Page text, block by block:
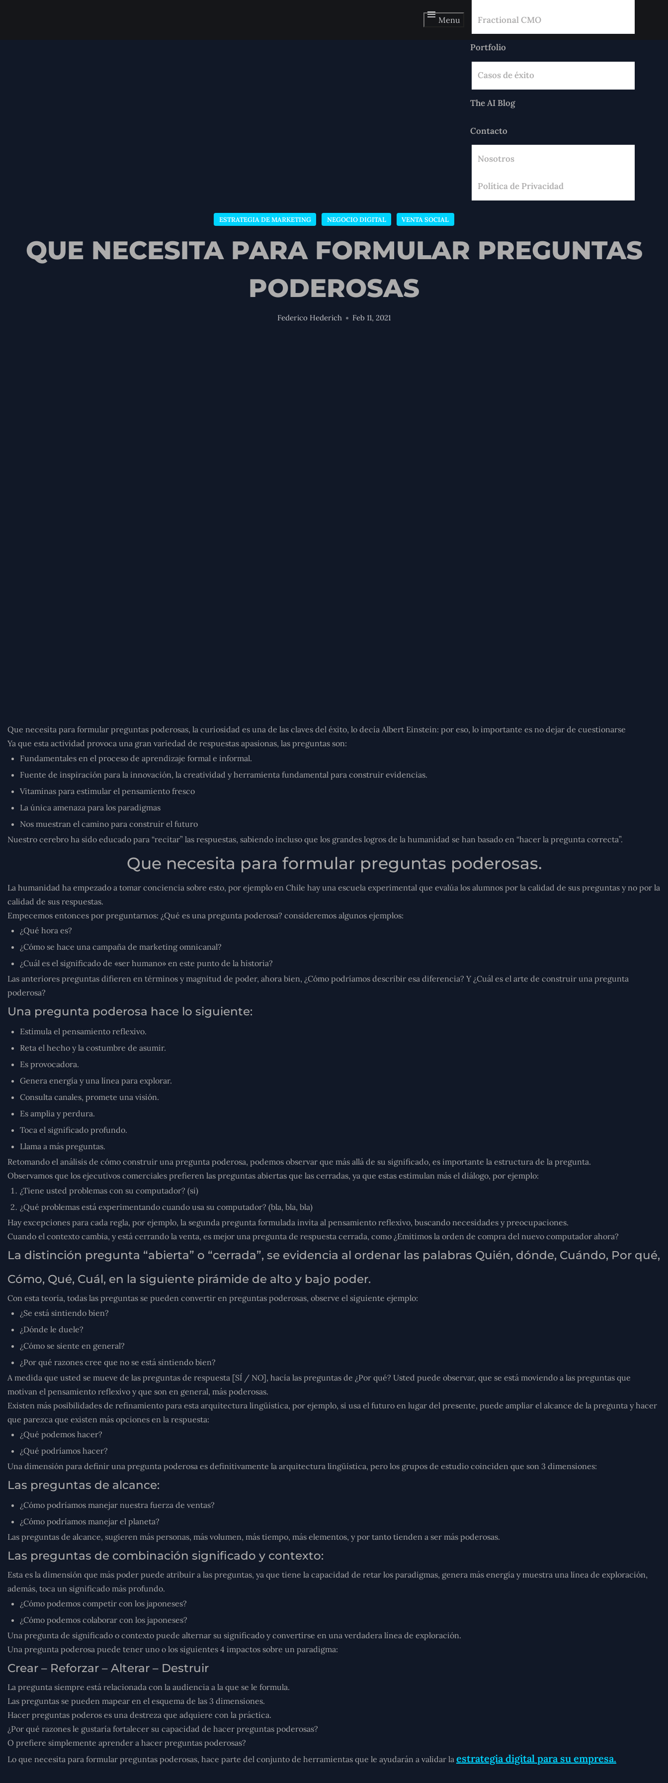
Menu Fractional CMO
Portfolio
Casos de éxito
The AI Blog
Contacto
Nosotros
Política de Privacidad
ESTRATEGIA DE MARKETING NEGOCIO DIGITAL VENTA SOCIAL
QUE NECESITA PARA FORMULAR PREGUNTAS
PODEROSAS
Federico Hederich Feb 11, 2021
Que necesita para formular preguntas poderosas, la curiosidad es una de las claves del éxito, lo decía Albert Einstein: por eso, lo importante es no dejar de cuestionarse
Ya que esta actividad provoca una gran variedad de respuestas apasionas, las preguntas son:
Fundamentales en el proceso de aprendizaje formal e informal.
Fuente de inspiración para la innovación, la creatividad y herramienta fundamental para construir evidencias.
Vitaminas para estimular el pensamiento fresco
La única amenaza para los paradigmas
Nos muestran el camino para construir el futuro
Nuestro cerebro ha sido educado para “recitar” las respuestas, sabiendo incluso que los grandes logros de la humanidad se han basado en “hacer la pregunta correcta”.
Que necesita para formular preguntas poderosas.
La humanidad ha empezado a tomar conciencia sobre esto, por ejemplo en Chile hay una escuela experimental que evalúa los alumnos por la calidad de sus preguntas y no por la
calidad de sus respuestas.
Empecemos entonces por preguntarnos: ¿Qué es una pregunta poderosa? consideremos algunos ejemplos:
¿Qué hora es?
¿Cómo se hace una campaña de marketing omnicanal?
¿Cuál es el significado de «ser humano» en este punto de la historia?
Las anteriores preguntas difieren en términos y magnitud de poder, ahora bien, ¿Cómo podríamos describir esa diferencia? Y ¿Cuál es el arte de construir una pregunta
poderosa?
Una pregunta poderosa hace lo siguiente:
Estimula el pensamiento reflexivo.
Reta el hecho y la costumbre de asumir.
Es provocadora.
Genera energía y una línea para explorar.
Consulta canales, promete una visión.
Es amplia y perdura.
Toca el significado profundo.
Llama a más preguntas.
Retomando el análisis de cómo construir una pregunta poderosa, podemos observar que más allá de su significado, es importante la estructura de la pregunta.
Observamos que los ejecutivos comerciales prefieren las preguntas abiertas que las cerradas, ya que estas estimulan más el diálogo, por ejemplo:
¿Tiene usted problemas con su computador? (si)
¿Qué problemas está experimentando cuando usa su computador? (bla, bla, bla)
Hay excepciones para cada regla, por ejemplo, la segunda pregunta formulada invita al pensamiento reflexivo, buscando necesidades y preocupaciones.
Cuando el contexto cambia, y está cerrando la venta, es mejor una pregunta de respuesta cerrada, como ¿Emitimos la orden de compra del nuevo computador ahora?
La distinción pregunta “abierta” o “cerrada”, se evidencia al ordenar las palabras Quién, dónde, Cuándo, Por qué,
Cómo, Qué, Cuál, en la siguiente pirámide de alto y bajo poder.
Con esta teoría, todas las preguntas se pueden convertir en preguntas poderosas, observe el siguiente ejemplo:
¿Se está sintiendo bien?
¿Dónde le duele?
¿Cómo se siente en general?
¿Por qué razones cree que no se está sintiendo bien?
A medida que usted se mueve de las preguntas de respuesta [SÍ / NO], hacía las preguntas de ¿Por qué? Usted puede observar, que se está moviendo a las preguntas que
motivan el pensamiento reflexivo y que son en general, más poderosas.
Existen más posibilidades de refinamiento para esta arquitectura lingüística, por ejemplo, si usa el futuro en lugar del presente, puede ampliar el alcance de la pregunta y hacer
que parezca que existen más opciones en la respuesta:
¿Qué podemos hacer?
¿Qué podríamos hacer?
Una dimensión para definir una pregunta poderosa es definitivamente la arquitectura lingüística, pero los grupos de estudio coinciden que son 3 dimensiones:
Las preguntas de alcance:
¿Cómo podríamos manejar nuestra fuerza de ventas?
¿Cómo podríamos manejar el planeta?
Las preguntas de alcance, sugieren más personas, más volumen, más tiempo, más elementos, y por tanto tienden a ser más poderosas.
Las preguntas de combinación significado y contexto:
Esta es la dimensión que más poder puede atribuir a las preguntas, ya que tiene la capacidad de retar los paradigmas, genera más energía y muestra una línea de exploración,
además, toca un significado más profundo.
¿Cómo podemos competir con los japoneses?
¿Cómo podemos colaborar con los japoneses?
Una pregunta de significado o contexto puede alternar su significado y convertirse en una verdadera línea de exploración.
Una pregunta poderosa puede tener uno o los siguientes 4 impactos sobre un paradigma:
Crear – Reforzar – Alterar – Destruir
La pregunta siempre está relacionada con la audiencia a la que se le formula.
Las preguntas se pueden mapear en el esquema de las 3 dimensiones.
Hacer preguntas poderos es una destreza que adquiere con la práctica.
¿Por qué razones le gustaría fortalecer su capacidad de hacer preguntas poderosas?
O prefiere simplemente aprender a hacer preguntas poderosas?
Lo que necesita para formular preguntas poderosas, hace parte del conjunto de herramientas que le ayudarán a validar la estrategia digital para su empresa.